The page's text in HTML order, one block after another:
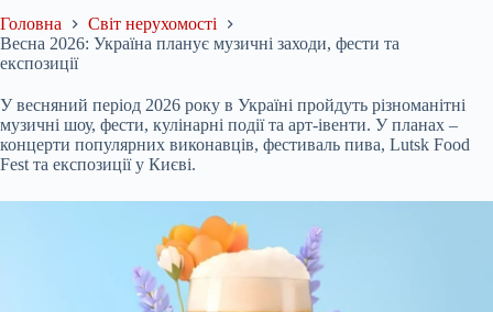
Головна
Світ нерухомості
Весна 2026: Україна планує музичні заходи, фести та
експозиції
У весняний період 2026 року в Україні пройдуть різноманітні
музичні шоу, фести, кулінарні події та арт-івенти. У планах –
концерти популярних виконавців, фестиваль пива, Lutsk Food
Fest та експозиції у Києві.